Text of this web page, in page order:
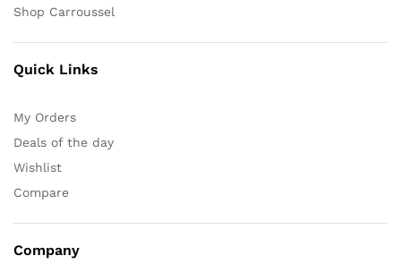
Shop Carroussel
Quick Links
My Orders
Deals of the day
Wishlist
Compare
Company